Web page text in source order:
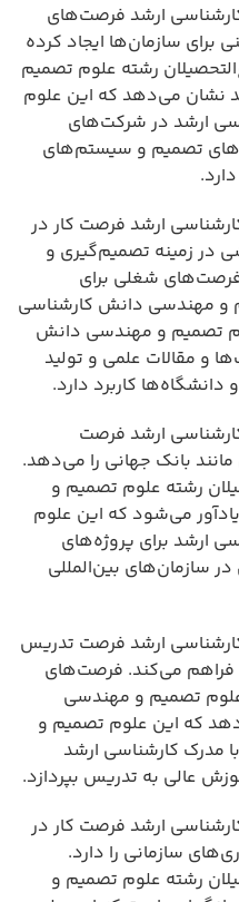
ارشد فرصت‌های
سازمان‌ها ایجاد کرده
رشته علوم تصمیم
نشان می‌دهد که این علوم
ارشد در شرکت‌های
تصمیم و سیستم‌های
ارشد فرصت کار در
در زمینه تصمیم‌گیری و
شغلی برای
و مهندسی دانش کارشناسی
تصمیم و مهندسی دانش
و مقالات علمی و تولید
کاربرد دارد.
ارشد فرصت
بانک جهانی را می‌دهد.
رشته علوم تصمیم و
می‌شود که این علوم
ارشد برای پروژه‌های
سازمان‌های بین‌المللی
ارشد فرصت تدریس
فراهم می‌کند. فرصت‌های
علوم تصمیم و مهندسی
که این علوم تصمیم و
مدرک کارشناسی ارشد
عالی به تدریس بپردازد.
ارشد فرصت کار در
سازمانی را دارد.
رشته علوم تصمیم و